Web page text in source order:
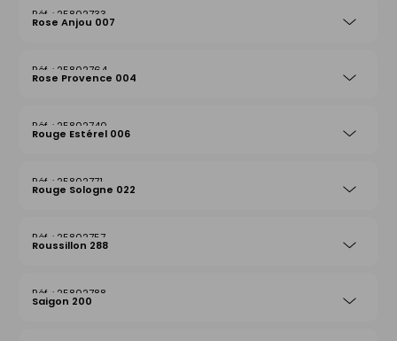
25802733
Rose Anjou 007
25802764
Rose Provence 004
25802740
Rouge Estérel 006
25802771
Rouge Sologne 022
25802757
Roussillon 288
25802788
Saigon 200